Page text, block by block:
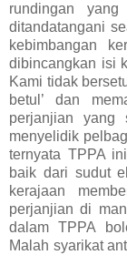
rundingan
ditandatangani
kebimbangan
dibincangkan isi
Kami tidak
betul’ dan
perjanjian yang
menyelidik
ternyata TPPA
baik dari sudut
kerajaan
perjanjian di
dalam TPPA
Malah syarikat